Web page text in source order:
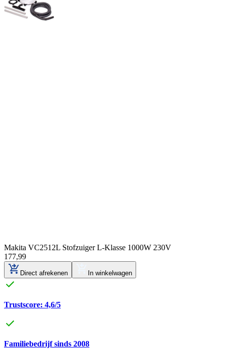
Makita VC2512L Stofzuiger L-Klasse 1000W 230V
177,99
Direct afrekenen In winkelwagen
Trustscore: 4,6/5
Familiebedrijf sinds 2008